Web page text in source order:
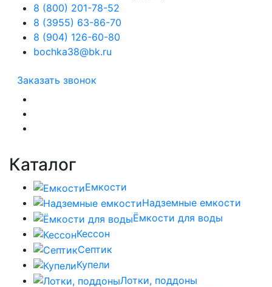
8 (800) 201-78-52
8 (3955) 63-86-70
8 (904) 126-60-80
bochka38@bk.ru
Заказать звонок
Каталог
Емкости
Надземные емкости
Ёмкости для воды
Кессон
Септик
Купели
Лотки, поддоны